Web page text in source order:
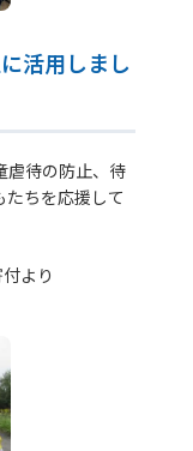
活用しまし
虐待の防止、待
ちを応援して
より